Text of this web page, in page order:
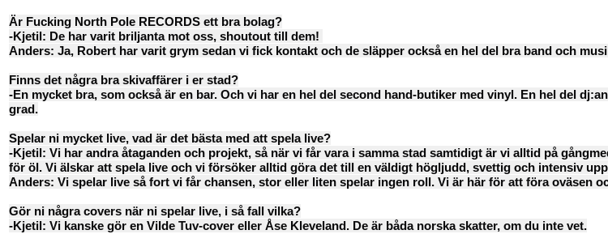
Är Fucking North Pole RECORDS ett bra bolag?
-Kjetil: De har varit briljanta mot oss, shoutout till dem!
Anders: Ja, Robert har varit grym sedan vi fick kontakt och de släpper också en hel del bra band och
Finns det några bra skivaffärer i er stad?
-En mycket bra, som också är en bar. Och vi har en hel del second hand-butiker med vinyl. En hel del
grad.
Spelar ni mycket live, vad är det bästa med att spela live?
-Kjetil: Vi har andra åtaganden och projekt, så när vi får vara i samma stad samtidigt är vi alltid på
för öl. Vi älskar att spela live och vi försöker alltid göra det till en väldigt högljudd, svettig och intensiv
Anders: Vi spelar live så fort vi får chansen, stor eller liten spelar ingen roll. Vi är här för att föra oväsen
Gör ni några covers när ni spelar live, i så fall vilka?
-Kjetil: Vi kanske gör en Vilde Tuv-cover eller Åse Kleveland. De är båda norska skatter, om du inte vet.